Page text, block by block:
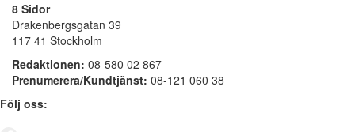
8 Sidor
Drakenbergsgatan 39
117 41 Stockholm
Redaktionen: 08-580 02 867
Prenumerera/Kundtjänst: 08-121 060 38
Följ oss: